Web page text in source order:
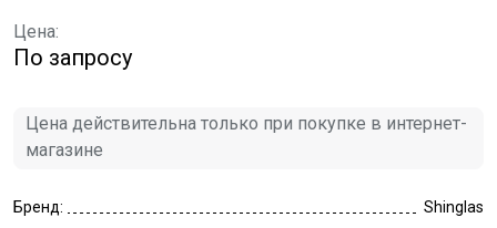
Цена:
По запросу
Цена действительна только при покупке в интернет-
магазине
Бренд:
Shinglas